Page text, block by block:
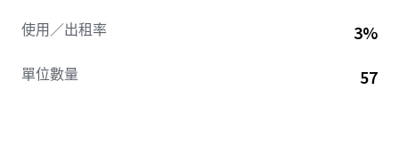
使用／出租率 3%
單位數量 57